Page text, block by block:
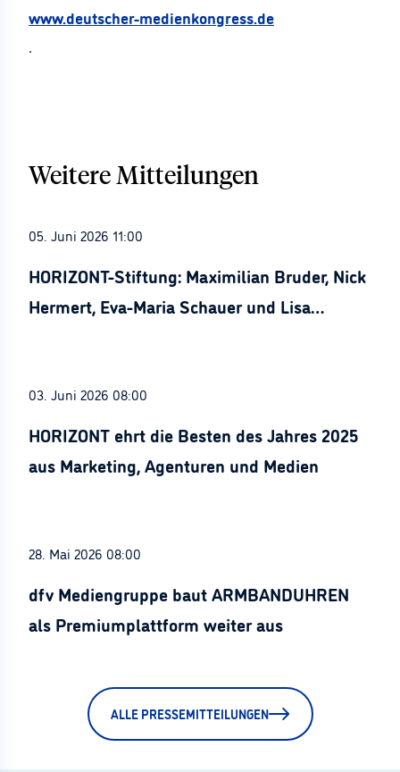
www.deutscher-medienkongress.de
.
Weitere Mitteilungen
05. Juni 2026 11:00
HORIZONT-Stiftung: Maximilian Bruder, Nick
Hermert, Eva-Maria Schauer und Lisa
03. Juni 2026 08:00
HORIZONT ehrt die Besten des Jahres 2025
aus Marketing, Agenturen und Medien
28. Mai 2026 08:00
dfv Mediengruppe baut ARMBANDUHREN
als Premiumplattform weiter aus
ALLE PRESSEMITTEILUNGEN